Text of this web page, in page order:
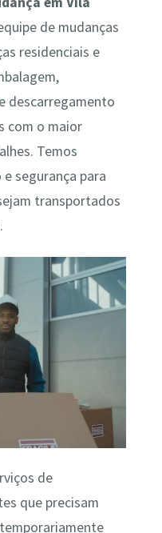
de mudanças
residenciais e
descarregamento
com o maior
Temos
segurança para
transportados
de
que precisam